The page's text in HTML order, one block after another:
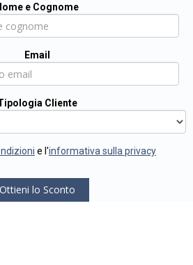
e Cognome
Email
Cliente
e l'informativa sulla privacy
Ottieni lo Sconto